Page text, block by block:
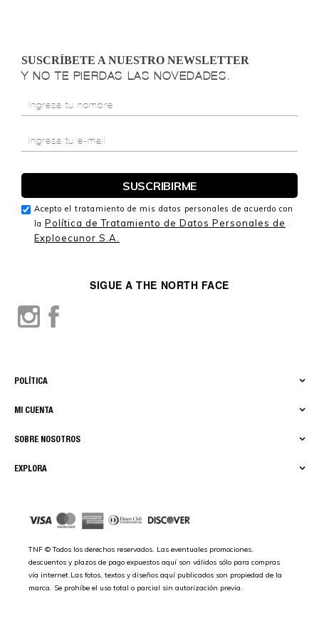
EXPLORA
SOBRE NOSOTROS
MI CUENTA
POLÍTICA
SIGUE A THE NORTH FACE
TNF © Todos los derechos reservados. Las eventuales promociones,
descuentos y plazos de pago expuestos aquí son válidos sólo para compras
vía internet.Las fotos, textos y diseños aquí publicados son propiedad de la
marca. Se prohíbe el uso total o parcial sin autorización previa.
SUSCRÍBETE A NUESTRO NEWSLETTER
Y NO TE PIERDAS LAS NOVEDADES.
Acepto el tratamiento de mis datos personales de acuerdo con
la Política de Tratamiento de Datos Personales de
Exploecunor S.A.